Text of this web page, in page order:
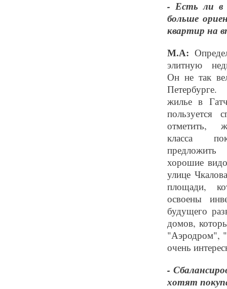
- Есть ли в
больше
квартир на
М.А:
элитную
Он не так
жилье в
пользуется
отметить,
класса
хорошие
улице
площади,
освоены
будущего
домов,
"Аэродром",
очень
-
хотят